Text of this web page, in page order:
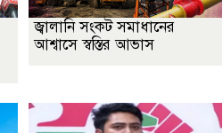
জ্বালানি সংকট সমাধানের
আশ্বাসে স্বস্তির আভাস